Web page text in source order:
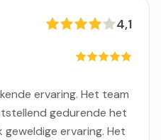
4,1
ervaring. Het team
gedurende het
geweldige ervaring. Het